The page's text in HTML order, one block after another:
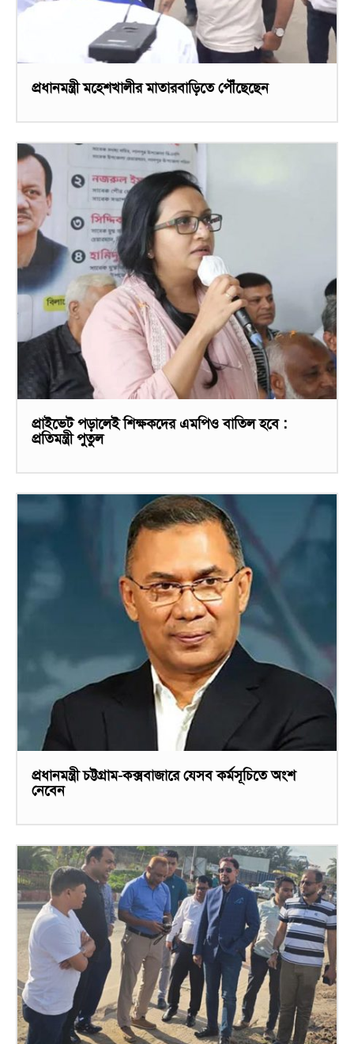
প্রধানমন্ত্রী মহেশখালীর মাতারবাড়িতে পৌঁছেছেন
প্রাইভেট পড়ালেই শিক্ষকদের এমপিও বাতিল হবে :
প্রতিমন্ত্রী পুতুল
প্রধানমন্ত্রী চট্টগ্রাম-কক্সবাজারে যেসব কর্মসূচিতে অংশ
নেবেন